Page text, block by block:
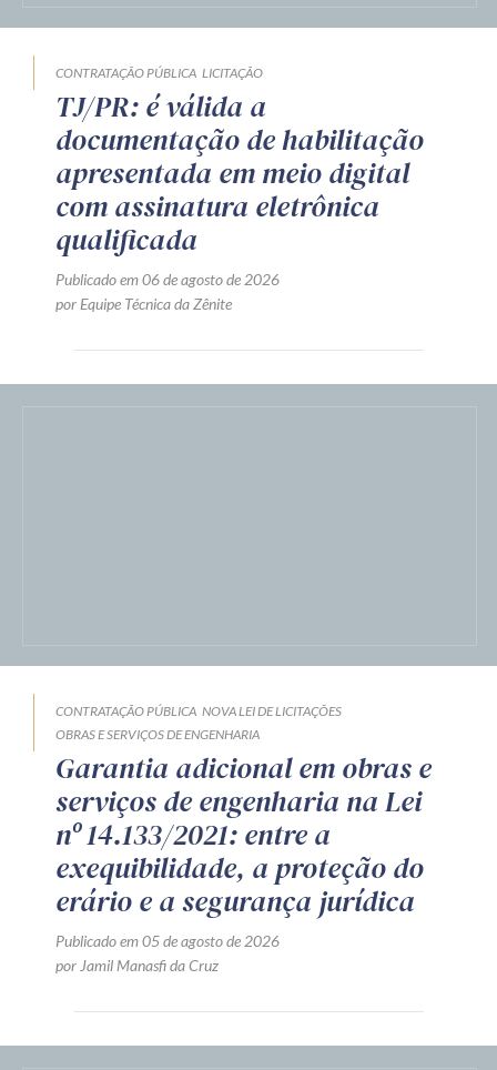
CONTRATAÇÃO PÚBLICA LICITAÇÃO
TJ/PR: é válida a
documentação de habilitação
apresentada em meio digital
com assinatura eletrônica
qualificada
Publicado em 06 de agosto de 2026
por Equipe Técnica da Zênite
CONTRATAÇÃO PÚBLICA NOVA LEI DE LICITAÇÕES
OBRAS E SERVIÇOS DE ENGENHARIA
Garantia adicional em obras e
serviços de engenharia na Lei
nº 14.133/2021: entre a
exequibilidade, a proteção do
erário e a segurança jurídica
Publicado em 05 de agosto de 2026
por Jamil Manasfi da Cruz